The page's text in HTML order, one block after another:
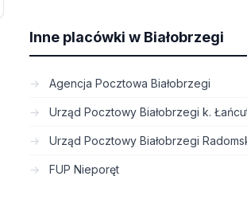
Inne placówki w Białobrzegi
Agencja Pocztowa Białobrzegi
Urząd Pocztowy Białobrzegi k.
Urząd Pocztowy Białobrzegi
FUP Nieporęt